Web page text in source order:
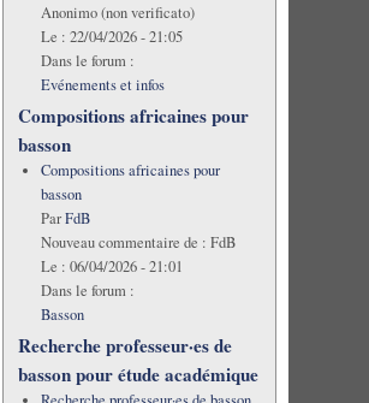
Anonimo (non verificato)
Le : 22/04/2026 - 21:05
Dans le forum :
Evénements et infos
Compositions africaines pour
basson
Compositions africaines pour
basson
ParFdB
Nouveau commentaire de : FdB
Le : 06/04/2026 - 21:01
Dans le forum :
Basson
Recherche professeur·es de
basson pour étude académique